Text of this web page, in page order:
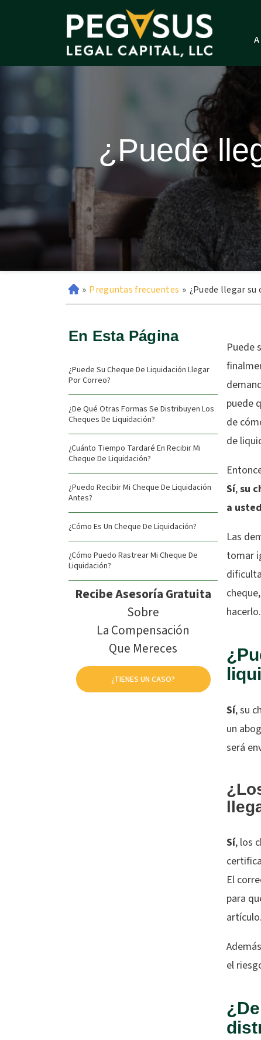
¿Puede
» Preguntas frecuentes » ¿Puede llegar su
En Esta Página
¿Puede Su Cheque De Liquidación Llegar
Por Correo?
¿De Qué Otras Formas Se Distribuyen Los
Cheques De Liquidación?
¿Cuánto Tiempo Tardaré En Recibir Mi
Cheque De Liquidación?
¿Puedo Recibir Mi Cheque De Liquidación
Antes?
¿Cómo Es Un Cheque De Liquidación?
¿Cómo Puedo Rastrear Mi Cheque De
Liquidación?
Recibe Asesoría Gratuita
Sobre
La Compensación
Que Mereces
¿TIENES UN CASO?
Puede
puede
de
de
Sí,su
a
Las
tomar
cheque,
hacerlo.
Sí, su
un
será
Sí, los
El
para
artículo.
el